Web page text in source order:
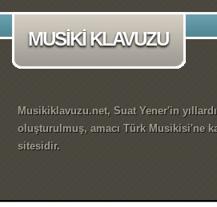
MUSİKİ KLAVUZU
Musikiklavuzu.net, Suat Yener'in
oluşturulmuş, amacı Türk Musikisi'ne
sitesidir.